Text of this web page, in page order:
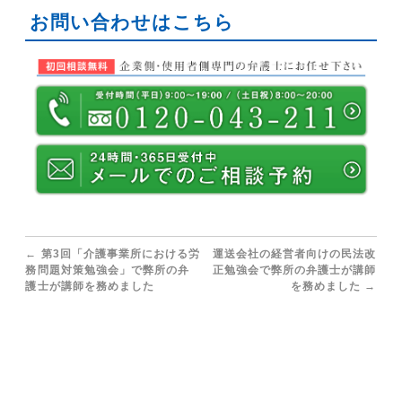
お問い合わせはこちら
← 第3回「介護事業所における労
務問題対策勉強会」で弊所の弁
護士が講師を務めました
運送会社の経営者向けの民法改
正勉強会で弊所の弁護士が講師
を務めました →